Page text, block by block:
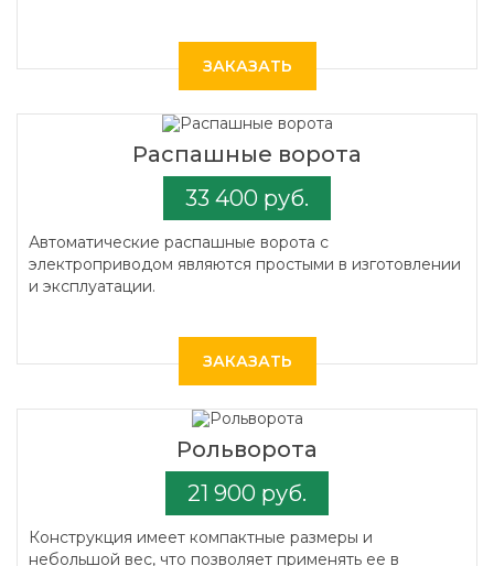
ЗАКАЗАТЬ
Распашные ворота
33 400 руб.
Автоматические распашные ворота с
электроприводом являются простыми в изготовлении
и эксплуатации.
ЗАКАЗАТЬ
Рольворота
21 900 руб.
Конструкция имеет компактные размеры и
небольшой вес, что позволяет применять ее в